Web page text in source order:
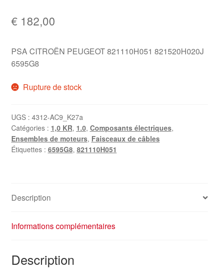
€ 182,00
PSA CITROËN PEUGEOT 821110H051 821520H020J
6595G8
Rupture de stock
UGS : 4312-AC9_K27a
Catégories : 1,0 KR, 1.0, Composants électriques,
Ensembles de moteurs, Faisceaux de câbles
Étiquettes : 6595G8, 821110H051
Description
Informations complémentaires
Description